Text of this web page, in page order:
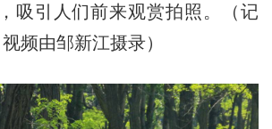
吸引人们前来观赏拍照。（记
频由邹新江摄录）